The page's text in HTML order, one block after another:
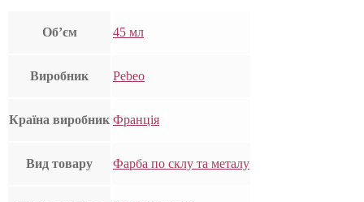
Об’єм 45 мл
Виробник Pebeo
Країна виробник Франція
Вид товару Фарба по склу та металу